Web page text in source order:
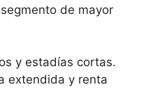
de mayor
y estadías cortas.
extendida y renta